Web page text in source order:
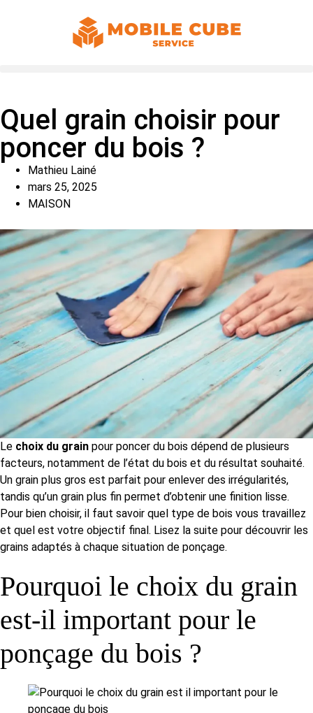
Quel grain choisir pour
poncer du bois ?
Mathieu Lainé
mars 25, 2025
MAISON
Le choix du grain pour poncer du bois dépend de plusieurs
facteurs, notamment de l’état du bois et du résultat souhaité.
Un grain plus gros est parfait pour enlever des irrégularités,
tandis qu’un grain plus fin permet d’obtenir une finition lisse.
Pour bien choisir, il faut savoir quel type de bois vous travaillez
et quel est votre objectif final. Lisez la suite pour découvrir les
grains adaptés à chaque situation de ponçage.
Pourquoi le choix du grain
est-il important pour le
ponçage du bois ?